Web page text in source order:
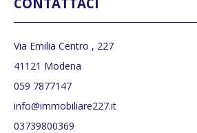
Via Emilia Centro , 227
41121 Modena
059 7877147
info@immobiliare227.it
03739800369